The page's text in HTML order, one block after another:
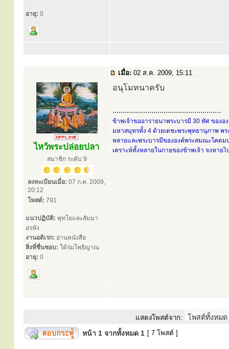
อายุ: 0
เมื่อ: 02 ส.ค. 2009, 15:11
ไหว้พระปล่อยปลา
สมาชิก ระดับ 9
ลงทะเบียนเมื่อ: 07 ก.ค. 2009,
20:12
โพสต์: 791
แนวปฏิบัติ: พุทโธและสัมมา
อรหัง
งานอดิเรก: อ่านหนังสือ
สิ่งที่ชื่นชอบ: ใต้ร่มโพธิญาณ
อายุ: 0
อนุโมทนาครับ
.....................................................
ข้าพเจ้าขออาราธนาพระบารมี 30 ทัศ ของ
มหาสมุทรทั้ง 4 ด้วยเดชะพระพุทธานุภาพ พ
หลายและพระบารมีขององค์พระสมณะโคดม
เคราะห์ทั้งหลายในกายของข้าพเจ้า จงหา
แสดงโพสต์จาก:
หน้า 1 จากทั้งหมด 1 [ 7 โพสต์ ]